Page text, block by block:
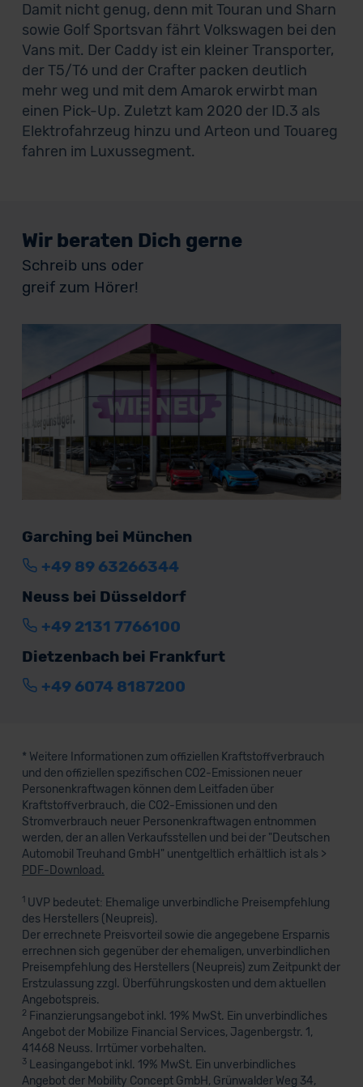
Damit nicht genug, denn mit Touran und Sharn
sowie Golf Sportsvan fährt Volkswagen bei den
Vans mit. Der Caddy ist ein kleiner Transporter,
der T5/T6 und der Crafter packen deutlich
mehr weg und mit dem Amarok erwirbt man
einen Pick-Up. Zuletzt kam 2020 der ID.3 als
Elektrofahrzeug hinzu und Arteon und Touareg
fahren im Luxussegment.
Wir beraten Dich gerne
Schreib uns oder
greif zum Hörer!
Garching bei München
+49 89 63266344
Neuss bei Düsseldorf
+49 2131 7766100
Dietzenbach bei Frankfurt
+49 6074 8187200
* Weitere Informationen zum offiziellen Kraftstoffverbrauch
und den offiziellen spezifischen CO2-Emissionen neuer
Personenkraftwagen können dem Leitfaden über
Kraftstoffverbrauch, die CO2-Emissionen und den
Stromverbrauch neuer Personenkraftwagen entnommen
werden, der an allen Verkaufsstellen und bei der "Deutschen
Automobil Treuhand GmbH" unentgeltlich erhältlich ist als >
PDF-Download.
1UVP bedeutet: Ehemalige unverbindliche Preisempfehlung
des Herstellers (Neupreis).
Der errechnete Preisvorteil sowie die angegebene Ersparnis
errechnen sich gegenüber der ehemaligen, unverbindlichen
Preisempfehlung des Herstellers (Neupreis) zum Zeitpunkt der
Erstzulassung zzgl. Überführungskosten und dem aktuellen
Angebotspreis.
2 Finanzierungsangebot inkl. 19% MwSt. Ein unverbindliches
Angebot der Mobilize Financial Services, Jagenbergstr. 1,
41468 Neuss. Irrtümer vorbehalten.
3Leasingangebot inkl. 19% MwSt. Ein unverbindliches
Angebot der Mobility Concept GmbH, Grünwalder Weg 34,